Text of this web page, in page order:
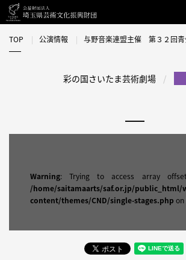
TOP 公演情報 与野音楽連盟主催 第３２回青
彩の国さいたま芸術劇場
Warning: Trying to access array
/home/saitamaarts/saf.or.jp/public_html/
content/themes/CND/single-stages.php on